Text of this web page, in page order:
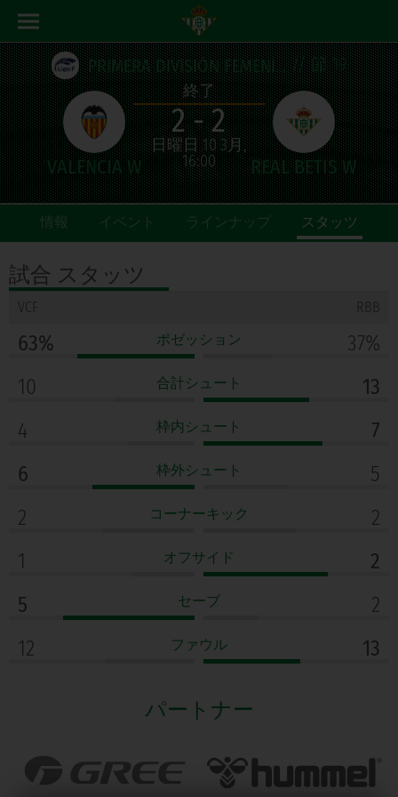
PRIMERA DIVISIÓN FEMENINA// 節 19
終了
2 - 2
日曜日 10 3月,
16:00
情報 イベント ラインナップ スタッツ
試合 スタッツ
VCF
RBB
ポゼッション
63% 37%
合計シュート
10 13
枠内シュート
4 7
枠外シュート
6 5
コーナーキック
2 2
オフサイド
1 2
セーブ
5 2
ファウル
12 13
パートナー